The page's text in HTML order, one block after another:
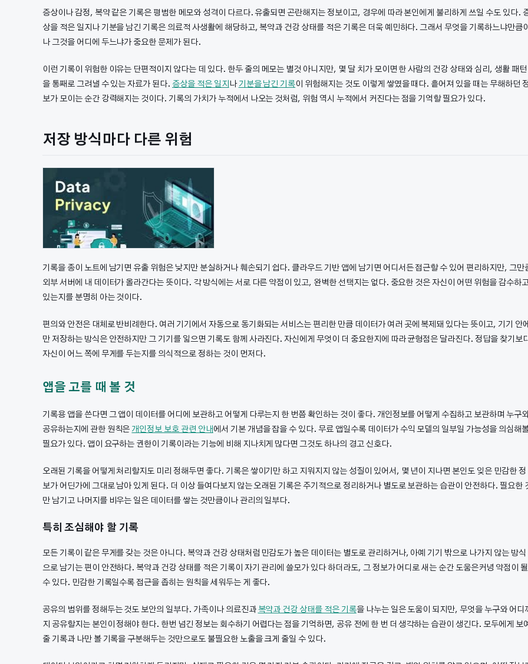
증상이나 감정, 복약 같은 기록은 평범한 메모와 성격이 다르다. 유출되면 곤란해지는 정보이고, 경우에 따라 본인에게 불리하게 쓰일 수도 있다.
상을 적은 일지나 기분을 남긴 기록은 의료적 사생활에 해당하고, 복약과 건강 상태를 적은 기록은 더욱 예민하다. 그래서 무엇을 기록하느냐만큼이
나 그것을 어디에 두느냐가 중요한 문제가 된다.
이런 기록이 위험한 이유는 단편적이지 않다는 데 있다. 한두 줄의 메모는 별것 아니지만, 몇 달 치가 모이면 한 사람의 건강 상태와 심리, 생활 패턴
을 통째로 그려낼 수 있는 자료가 된다.증상을 적은 일지 나 기분을 남긴 기록이 위험해지는 것도 이렇게 쌓였을 때다. 흩어져 있을 때는 무해하던
보가 모이는 순간 강력해지는 것이다. 기록의 가치가 누적에서 나오는 것처럼, 위험 역시 누적에서 커진다는 점을 기억할 필요가 있다.
저장 방식마다 다른 위험
기록을 종이 노트에 남기면 유출 위험은 낮지만 분실하거나 훼손되기 쉽다. 클라우드 기반 앱에 남기면 어디서든 접근할 수 있어 편리하지만, 그만
외부 서버에 내 데이터가 올라간다는 뜻이다. 각 방식에는 서로 다른 약점이 있고, 완벽한 선택지는 없다. 중요한 것은 자신이 어떤 위험을 감수하고
있는지를 분명히 아는 것이다.
편의와 안전은 대체로 반비례한다. 여러 기기에서 자동으로 동기화되는 서비스는 편리한 만큼 데이터가 여러 곳에 복제돼 있다는 뜻이고, 기기 안에
만 저장하는 방식은 안전하지만 그 기기를 잃으면 기록도 함께 사라진다. 자신에게 무엇이 더 중요한지에 따라 균형점은 달라진다. 정답을 찾기보
자신이 어느 쪽에 무게를 두는지를 의식적으로 정하는 것이 먼저다.
앱을 고를 때 볼 것
기록용 앱을 쓴다면 그 앱이 데이터를 어디에 보관하고 어떻게 다루는지 한 번쯤 확인하는 것이 좋다. 개인정보를 어떻게 수집하고 보관하며 누구
공유하는지에 관한 원칙은 개인정보 보호 관련 안내 에서 기본 개념을 잡을 수 있다. 무료 앱일수록 데이터가 수익 모델의 일부일 가능성을 의심해
필요가 있다. 앱이 요구하는 권한이 기록이라는 기능에 비해 지나치게 많다면 그것도 하나의 경고 신호다.
오래된 기록을 어떻게 처리할지도 미리 정해두면 좋다. 기록은 쌓이기만 하고 지워지지 않는 성질이 있어서, 몇 년이 지나면 본인도 잊은 민감한 정
보가 어딘가에 그대로 남아 있게 된다. 더 이상 들여다보지 않는 오래된 기록은 주기적으로 정리하거나 별도로 보관하는 습관이 안전하다. 필요한
만 남기고 나머지를 비우는 일은 데이터를 쌓는 것만큼이나 관리의 일부다.
특히 조심해야 할 기록
모든 기록이 같은 무게를 갖는 것은 아니다. 복약과 건강 상태처럼 민감도가 높은 데이터는 별도로 관리하거나, 아예 기기 밖으로 나가지 않는 방식
으로 남기는 편이 안전하다. 복약과 건강 상태를 적은 기록이 자기 관리에 쓸모가 있다 하더라도, 그 정보가 어디로 새는 순간 도움은커녕 약점이 될
수 있다. 민감한 기록일수록 접근을 좁히는 원칙을 세워두는 게 좋다.
공유의 범위를 정해두는 것도 보안의 일부다. 가족이나 의료진과 복약과 건강 상태를 적은 기록을 나누는 일은 도움이 되지만, 무엇을 누구와 어디
지 공유할지는 본인이 정해야 한다. 한번 넘긴 정보는 회수하기 어렵다는 점을 기억하면, 공유 전에 한 번 더 생각하는 습관이 생긴다. 모두에게 보
줄 기록과 나만 볼 기록을 구분해두는 것만으로도 불필요한 노출을 크게 줄일 수 있다.